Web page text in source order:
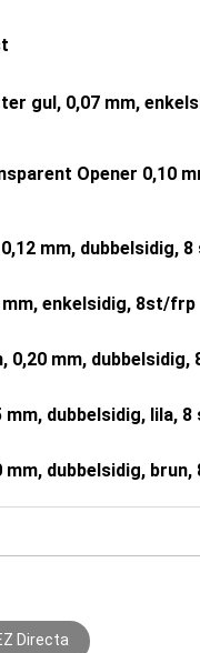
gul, 0,07 mm,
Opener 0,10
mm, dubbelsidig,
mm, enkelsidig, 8st/frp
0,20 mm,
mm, dubbelsidig, lila,
mm, dubbelsidig,
Directa